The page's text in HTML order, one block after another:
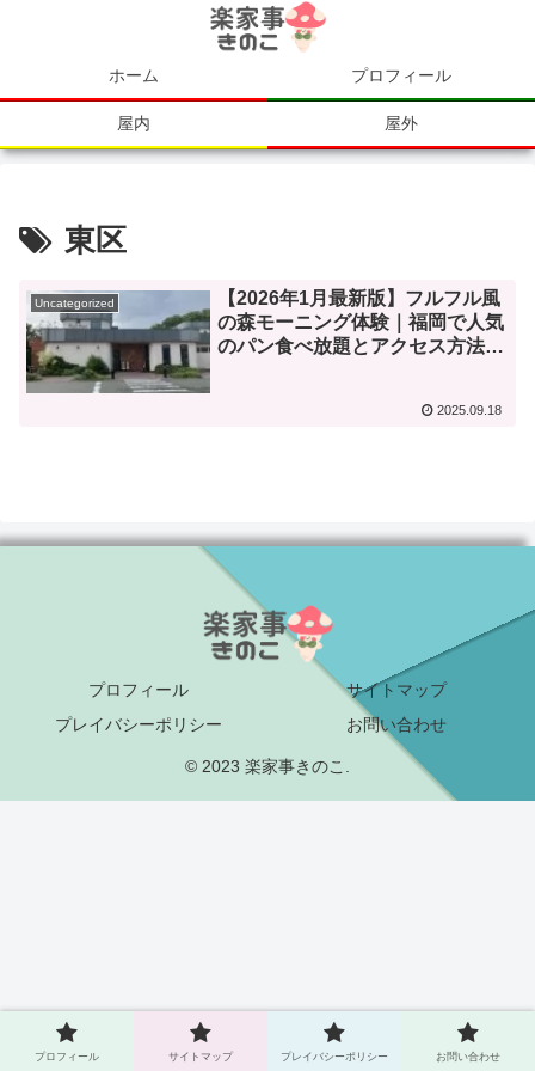
ホーム プロフィール
屋内 屋外
東区
Uncategorized
【2026年1月最新版】フルフル風
の森モーニング体験｜福岡で人気
のパン食べ放題とアクセス方法ま
2025.09.18
プロフィール
サイトマップ
プレイバシーポリシー
お問い合わせ
© 2023 楽家事きのこ.
プロフィール サイトマップ プレイバシーポリシー お問い合わせ